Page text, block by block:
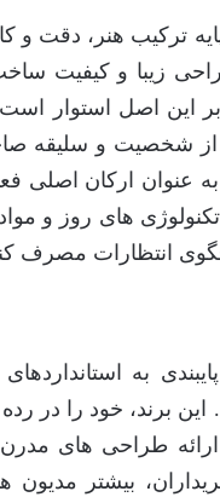
ترکیب هنر، دقت و
زیبا و کیفیت
این اصل استوار
از شخصیت و سلیقه
عنوان ارکان اصلی
های روز و مواد
انتظارات مصرف
به
برند، خود را در
طراحی های مدرن
بیشتر مدیون